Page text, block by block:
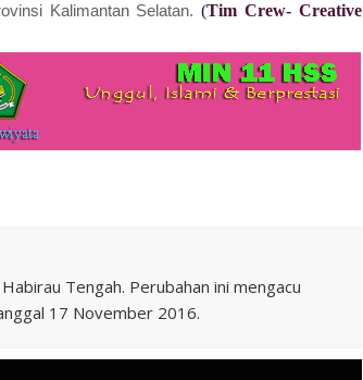
Kalimantan Selatan. (Tim Crew- Creative
Tengah. Perubahan ini mengacu
17 November 2016.